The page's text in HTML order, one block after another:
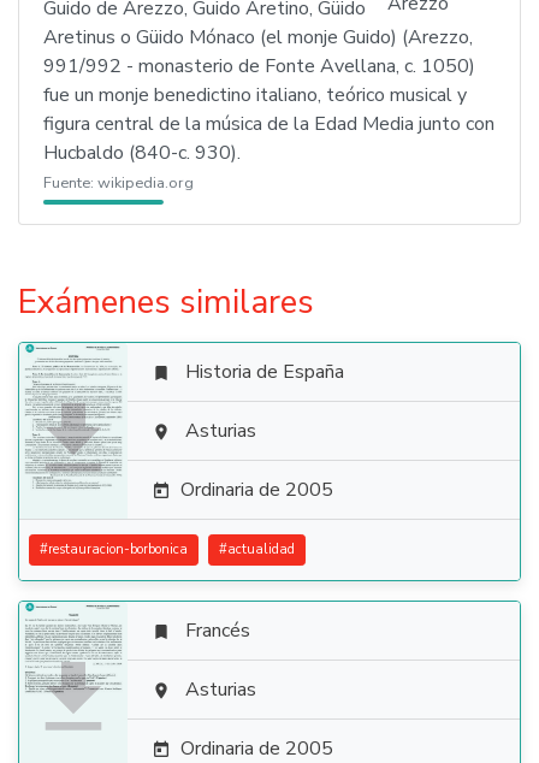
Guido de Arezzo, Guido Aretino, Güido
Aretinus o Güido Mónaco (el monje Guido) (Arezzo,
991/992 - monasterio de Fonte Avellana, c. 1050)
fue un monje benedictino italiano, teórico musical y
figura central de la música de la Edad Media junto con
Hucbaldo (840-c. 930).
Fuente: wikipedia.org
Exámenes similares

 Historia de España
 Asturias
 Ordinaria de 2005
#restauracion-borbonica #actualidad

 Francés
 Asturias
 Ordinaria de 2005